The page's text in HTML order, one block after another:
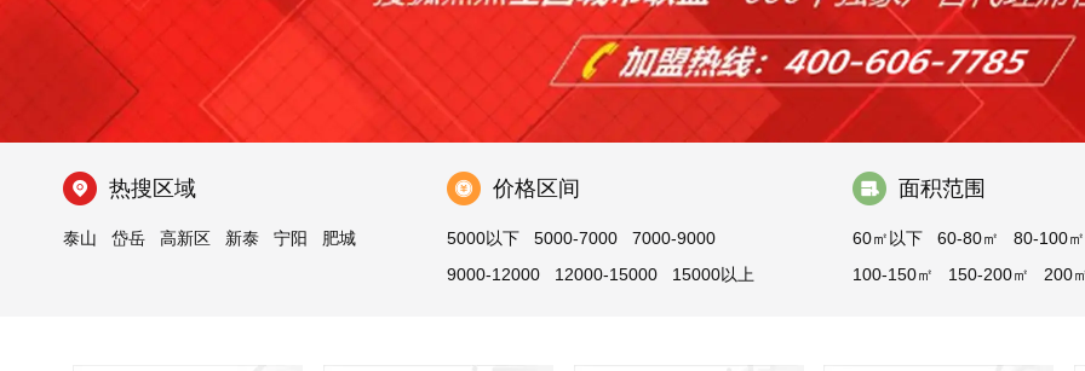
热搜区域
泰山 岱岳 高新区 新泰 宁阳 肥城
价格区间
5000以下 5000-7000
7000-9000
9000-12000
12000-15000 15000以上
面积范围
60㎡以下 60-80㎡
80-100㎡
100-150㎡
150-200㎡ 200